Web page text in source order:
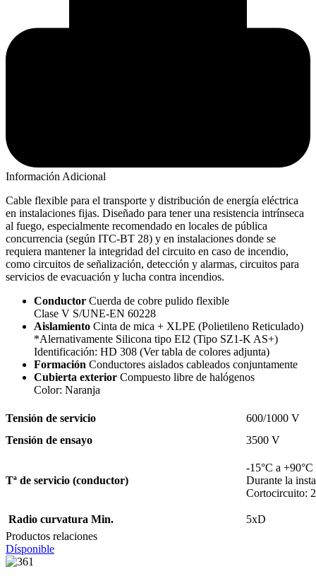
Información Adicional
Cable flexible para el transporte y distribución de energí­a eléctrica
en instalaciones fijas. Diseñado para tener una resistencia intrínseca
al fuego, especialmente recomendado en locales de pública
concurrencia (según ITC-BT 28) y en instalaciones donde se
requiera mantener la integridad del circuito en caso de incendio,
como circuitos de señalización, detección y alarmas, circuitos para
servicios de evacuación y lucha contra incendios.
Conductor Cuerda de cobre pulido flexible
Clase V S/UNE-EN 60228
Aislamiento Cinta de mica + XLPE (Polietileno Reticulado)
*Alernativamente Silicona tipo EI2 (Tipo SZ1-K AS+)
Identificación: HD 308 (Ver tabla de colores adjunta)
Formación Conductores aislados cableados conjuntamente
Cubierta exterior Compuesto libre de halógenos
Color: Naranja
Tensión de servicio
600/1000 V
Tensión de ensayo
3500 V
Tª de servicio (conductor)
-15°C a +90°C
Durante la
Cortocircuito:
Radio curvatura Min.
5xD
Productos relaciones
Dísponible